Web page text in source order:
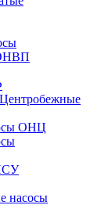
Центробежные
ОНЦ
насосы